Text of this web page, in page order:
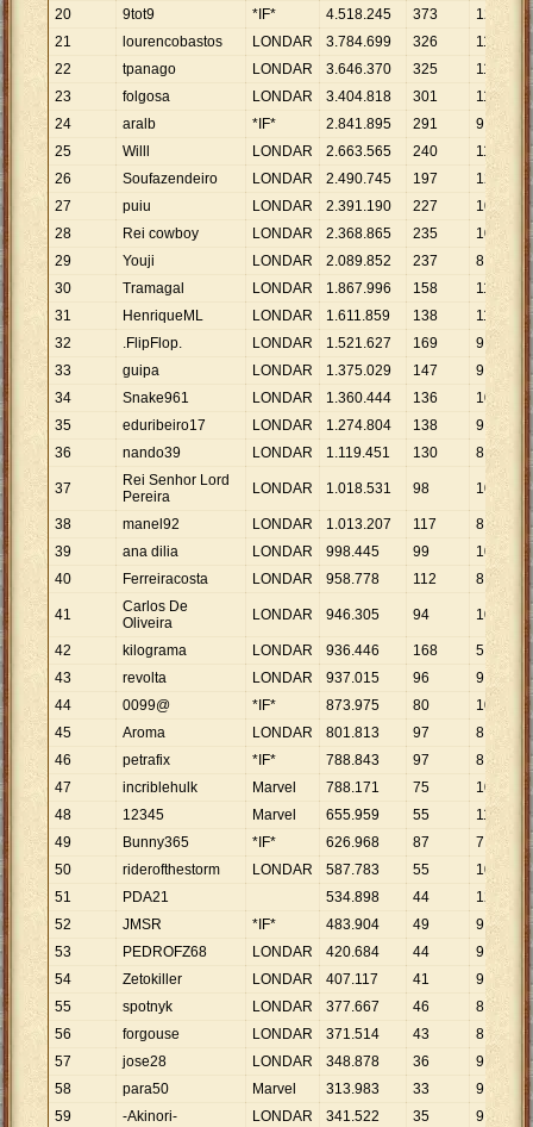
20
9tot9 *IF* 4.518.245 373 12
113
21
lourencobastos LONDAR 3.784.699 326 11 .
22
tpanago LONDAR 3.646.370 325 11
23
folgosa LONDAR 3.404.818 301 11.
24
aralb *IF* 2.841.895 291 9
25
Willl LONDAR 2.663.565 240 11 .
26
Soufazendeiro LONDAR 2.490.745 197 12
27
puiu LONDAR 2.391.190 227 10.
28
Rei cowboy LONDAR 2.368.865 235 10
080
29
Youji LONDAR 2.089.852 237 8
30
Tramagal LONDAR 1.867.996 158 11. 823
31
HenriqueML LONDAR 1.611.859 138 11
680
32
.FlipFlop. LONDAR 1.521.627 169 9
33
guipa LONDAR 1.375.029 147 9
354
34
Snake961 LONDAR 1.360.444 136 10 .
35
eduribeiro17 LONDAR 1.274.804 138 9
238
36
nando39 LONDAR 1.119.451 130 8 611
37
Rei Senhor Lord
Pereira
LONDAR 1.018.531 98 10 393
38 manel92 LONDAR 1.013.207 117 8 660
39
ana dilia LONDAR 998.445 99 10
085
40
Ferreiracosta LONDAR 958.778 112 8 561
41
Carlos De
Oliveira
LONDAR 946.305 94 10
42 kilograma LONDAR 936.446 168 5 574
43
revolta LONDAR 937.015 96 9
761
44
0099@ *IF* 873.975 80 10
45
Aroma LONDAR 801.813 97 8
266
46
petrafix *IF* 788.843 97 8.
47
incriblehulk Marvel 788.171 75 10
48
12345 Marvel 655.959 55 11
49
Bunny365 *IF* 626.968 87 7
207
50
riderofthestorm LONDAR 587.783 55 10 .
51
PDA21 534.898 44 12
157
52
JMSR *IF* 483.904 49 9 876
53
PEDROFZ68 LONDAR 420.684 44 9
561
54
Zetokiller LONDAR 407.117 41 9
55
spotnyk LONDAR 377.667 46 8 210
56
forgouse LONDAR 371.514 43 8
640
57
jose28 LONDAR 348.878 36 9
58
para50 Marvel 313.983 33 9
515
59
-Akinori- LONDAR 341.522 35 9.